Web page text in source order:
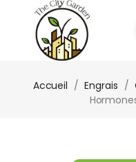
Accueil Engrais